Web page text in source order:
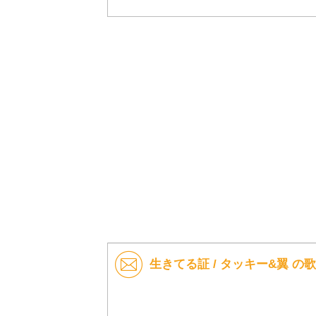
生きてる証 / タッキー&翼 の